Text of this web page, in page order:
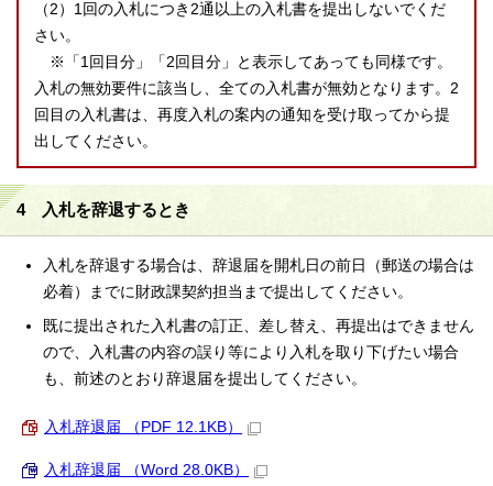
（2）1回の入札につき2通以上の入札書を提出しないでくだ
さい。
※「1回目分」「2回目分」と表示してあっても同様です。
入札の無効要件に該当し、全ての入札書が無効となります。2
回目の入札書は、再度入札の案内の通知を受け取ってから提
出してください。
4 入札を辞退するとき
入札を辞退する場合は、辞退届を開札日の前日（郵送の場合は
必着）までに財政課契約担当まで提出してください。
既に提出された入札書の訂正、差し替え、再提出はできません
ので、入札書の内容の誤り等により入札を取り下げたい場合
も、前述のとおり辞退届を提出してください。
入札辞退届 （PDF 12.1KB）
入札辞退届 （Word 28.0KB）